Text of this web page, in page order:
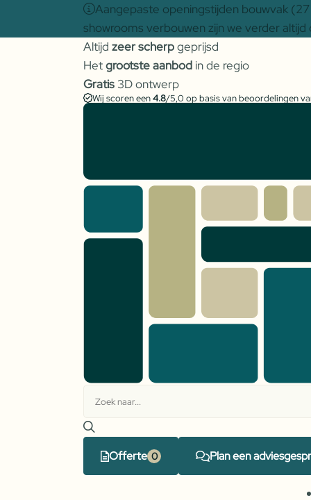
Aangepaste openingstijden bouwvak
showrooms verbouwen zijn we verder
Altijd zeer scherpgeprijsd
Hetgrootste aanbod in de regio
Gratis 3D ontwerp
Wij scoren een4.8/5,0 op basis van beoordelingen
Offerte Plan een